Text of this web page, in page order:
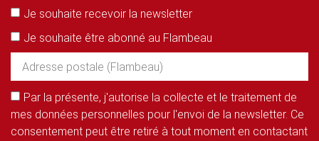
Je souhaite recevoir la newsletter
Je souhaite être abonné au Flambeau
Par la présente, j'autorise la collecte et le traitement de
mes données personnelles pour l'envoi de la newsletter. Ce
consentement peut être retiré à tout moment en contactant